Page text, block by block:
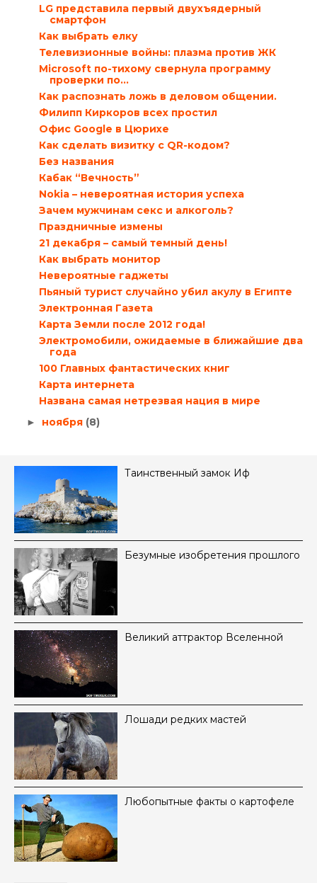
LG представила первый двухъядерный
смартфон
Как выбрать елку
Телевизионные войны: плазма против ЖК
Microsoft по-тихому свернула программу
проверки по...
Как распознать ложь в деловом общении.
Филипп Киркоров всех простил
Офис Google в Цюрихе
Как сделать визитку с QR-кодом?
Без названия
Кабак “Вечность”
Nokia – невероятная история успеха
Зачем мужчинам секс и алкоголь?
Праздничные измены
21 декабря – самый темный день!
Как выбрать монитор
Невероятные гаджеты
Пьяный турист случайно убил акулу в Египте
Электронная Газета
Карта Земли после 2012 года!
Электромобили, ожидаемые в ближайшие два
года
100 Главных фантастических книг
Карта интернета
Названа самая нетрезвая нация в мире
► ноября (8)
Таинственный замок Иф
Безумные изобретения прошлого
Великий аттрактор Вселенной
Лошади редких мастей
Любопытные факты о картофеле